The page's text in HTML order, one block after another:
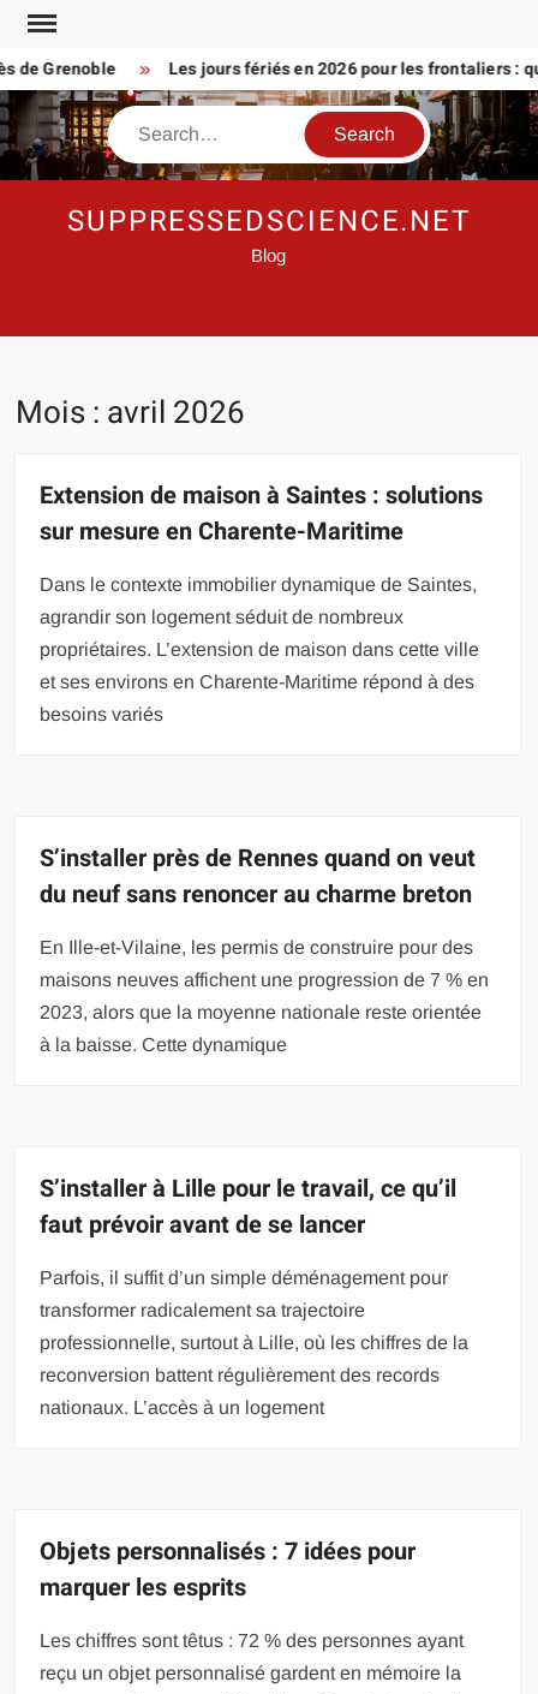
Skip
content
Grenoble Les jours fériés en 2026 pour les frontaliers : que
Search
SUPPRESSEDSCIENCE.NET
Blog
Mois : avril 2026
Extension de maison à Saintes : solutions
sur mesure en Charente-Maritime
Dans le contexte immobilier dynamique de Saintes,
agrandir son logement séduit de nombreux
propriétaires. L’extension de maison dans cette ville
et ses environs en Charente-Maritime répond à des
besoins variés
S’installer près de Rennes quand on veut
du neuf sans renoncer au charme breton
En Ille-et-Vilaine, les permis de construire pour des
maisons neuves affichent une progression de 7 % en
2023, alors que la moyenne nationale reste orientée
à la baisse. Cette dynamique
S’installer à Lille pour le travail, ce qu’il
faut prévoir avant de se lancer
Parfois, il suffit d’un simple déménagement pour
transformer radicalement sa trajectoire
professionnelle, surtout à Lille, où les chiffres de la
reconversion battent régulièrement des records
nationaux. L’accès à un logement
Objets personnalisés : 7 idées pour
marquer les esprits
Les chiffres sont têtus : 72 % des personnes ayant
reçu un objet personnalisé gardent en mémoire la